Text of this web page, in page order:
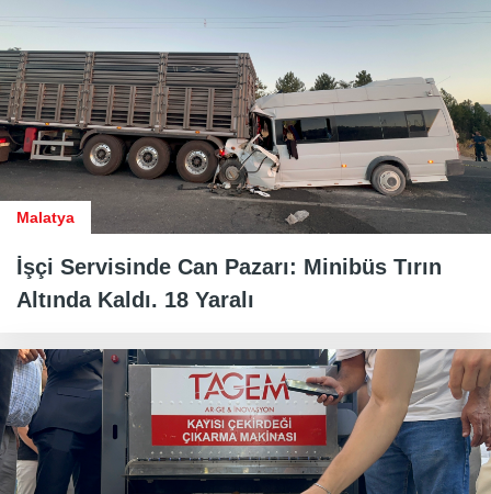
Malatya
İşçi Servisinde Can Pazarı: Minibüs Tırın
Altında Kaldı. 18 Yaralı